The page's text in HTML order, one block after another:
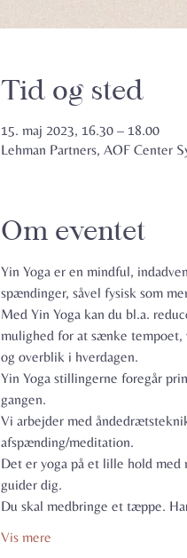
Tid og sted
15. maj 2023, 16.30 – 18.00
Lehman Partners, AOF Center
Om eventet
Yin Yoga er en mindful,
spændinger, såvel fysisk som
Med Yin Yoga kan du bl.a.
mulighed for at sænke
og overblik i hverdagen.
Yin Yoga stillingerne foregår
gangen.
Vi arbejder med
afspænding/meditation.
Det er yoga på et lille hold
guider dig.
Du skal medbringe et tæppe.
Vis mere